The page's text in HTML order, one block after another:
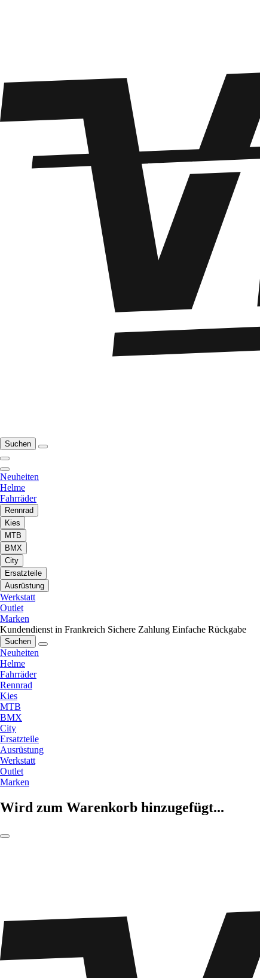
Suchen
Neuheiten
Helme
Fahrräder
Rennrad
Kies
MTB
BMX
City
Ersatzteile
Ausrüstung
Werkstatt
Outlet
Marken
Kundendienst in Frankreich Sichere Zahlung Einfache Rückgabe
Suchen
Neuheiten
Helme
Fahrräder
Rennrad
Kies
MTB
BMX
City
Ersatzteile
Ausrüstung
Werkstatt
Outlet
Marken
Wird zum Warenkorb hinzugefügt...